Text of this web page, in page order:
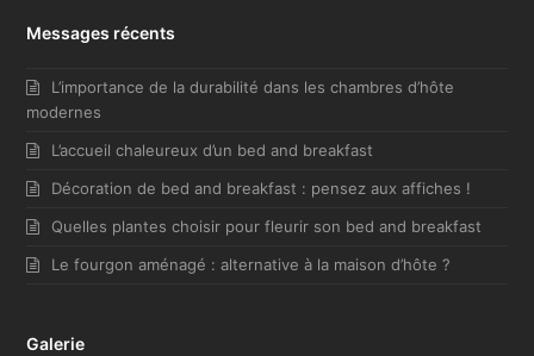
Messages récents
L’importance de la durabilité dans les chambres d’hôte
modernes
L’accueil chaleureux d’un bed and breakfast
Décoration de bed and breakfast : pensez aux affiches !
Quelles plantes choisir pour fleurir son bed and breakfast
Le fourgon aménagé : alternative à la maison d’hôte ?
Galerie